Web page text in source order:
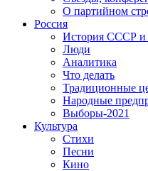
О партийном
Россия
История СССР и
Люди
Аналитика
Что делать
Традиционные
Народные
Выборы-2021
Культура
Стихи
Песни
Кино